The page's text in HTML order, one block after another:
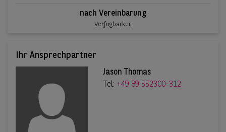
nach Vereinbarung
Verfügbarkeit
Ihr Ansprechpartner
Jason Thomas
Tel: +49 89 552300-312